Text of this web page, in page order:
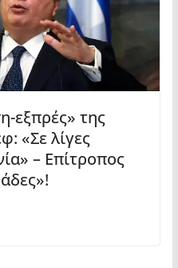
εξπρές» της
«Σε λίγες
– Επίτροπος